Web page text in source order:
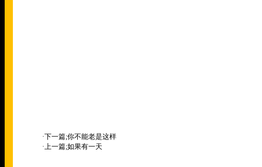
·下一篇;你不能老是这样
·上一篇;如果有一天